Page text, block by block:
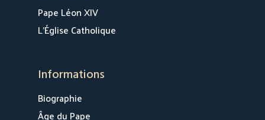
Pape Léon XIV
L’Église Catholique
Informations
Biographie
Âge du Pape